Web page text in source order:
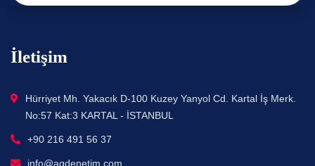
İletişim
Hürriyet Mh. Yakacık D-100 Kuzey Yanyol Cd. Kartal İş Merk.
No:57 Kat:3 KARTAL - İSTANBUL
+90 216 491 56 37
info@agdenetim.com